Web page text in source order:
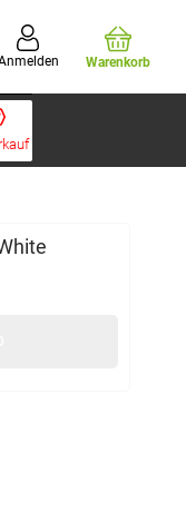
Warenkorb